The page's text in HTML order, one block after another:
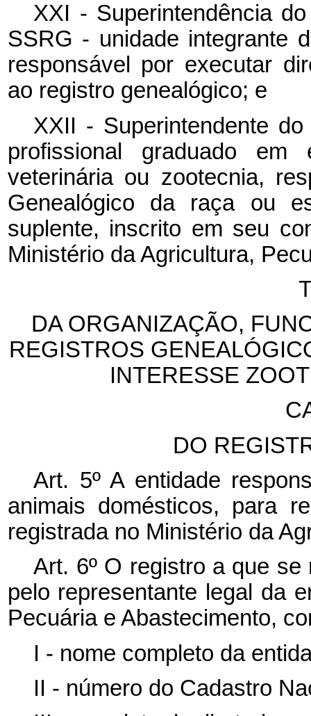
XXI - Superintendência
SSRG - unidade integrante
responsável por executar
ao registro genealógico; e
XXII - Superintendente
profissional graduado em
veterinária ou zootecnia,
Genealógico da raça ou
suplente, inscrito em seu
Ministério da Agricultura,
DA ORGANIZAÇÃO,
REGISTROS
INTERESSE
DO
Art. 5º A entidade
animais domésticos, para
registrada no Ministério da
Art. 6º O registro a que
pelo representante legal da
Pecuária e Abastecimento,
I - nome completo da
II - número do Cadastro